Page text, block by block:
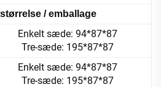
/ emballage
Enkelt sæde: 94*87*87
Tre-sæde: 195*87*87
Enkelt sæde: 94*87*87
Tre-sæde: 195*87*87